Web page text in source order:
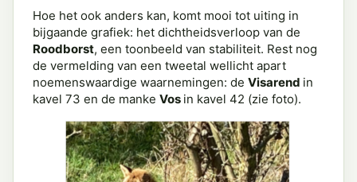
Hoe het ook anders kan, komt mooi tot uiting in
bijgaande grafiek: het dichtheidsverloop van de
Roodborst, een toonbeeld van stabiliteit. Rest nog
de vermelding van een tweetal wellicht apart
noemenswaardige waarnemingen: de Visarend in
kavel 73 en de manke Vos in kavel 42 (zie foto).